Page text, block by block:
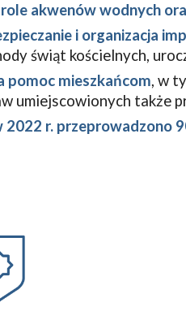
akwenów wodnych
i organizacja
świąt kościelnych,
pomoc mieszkańcom, w
umiejscowionych także
2022 r. przeprowadzono